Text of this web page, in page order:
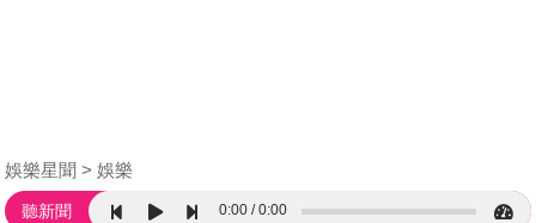
娛樂星聞 娛樂
聽新聞 0:00 0:00